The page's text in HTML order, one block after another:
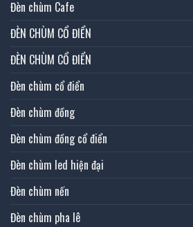
Đèn chùm Cafe
ĐÈN CHÙM CỔ ĐIỂN
ĐÈN CHÙM CỔ ĐIỂN
Đèn chùm cổ điển
Đèn chùm đồng
Đèn chùm đồng cổ điển
Đèn chùm led hiện đại
Đèn chùm nến
Đèn chùm pha lê